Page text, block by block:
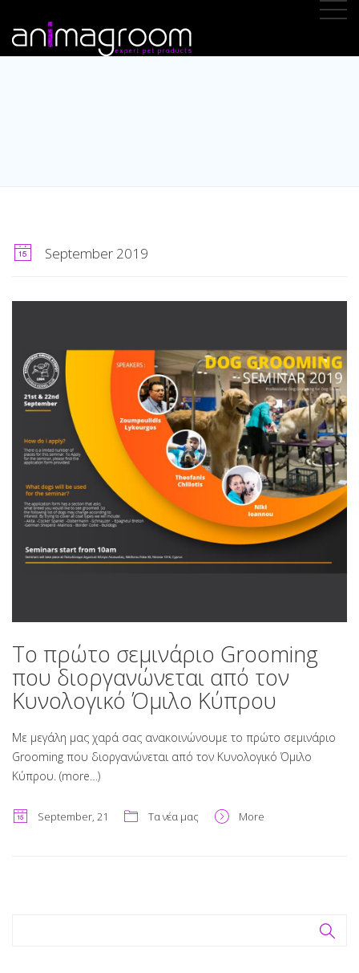
September 2019
Το πρώτο σεμινάριο Grooming
που διοργανώνεται από τον
Κυνολογικό Όμιλο Κύπρου
Με μεγάλη μας χαρά σας ανακοινώνουμε το πρώτο σεμινάριο
Grooming που διοργανώνεται από τον Κυνολογικό Όμιλο
Κύπρου. (more…)
September, 21 Τα νέα μας More